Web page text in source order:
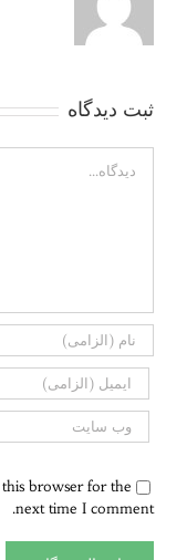
ثبت ديدگاه
browser for the
next time I comment.